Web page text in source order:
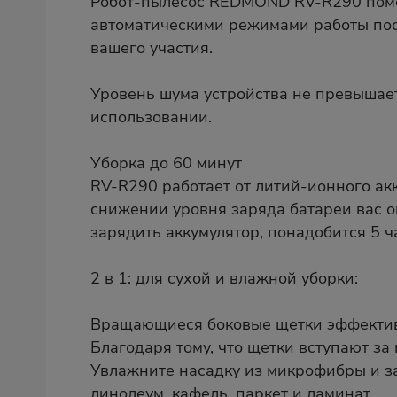
автоматическими режимами работы
вашего участия.
Уровень шума устройства не
использовании.
Уборка до 60 минут
RV-R290 работает от литий-ионного
снижении уровня заряда батареи вас
зарядить аккумулятор, понадобится 5
2 в 1: для сухой и влажной уборки:
Вращающиеся боковые щетки
Благодаря тому, что щетки вступают
Увлажните насадку из микрофибры и